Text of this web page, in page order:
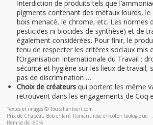
Interdiction de produits tels que
pigments contenant des métaux lourds, le
bois menacé, le chrome, etc. Les normes
pesticides ni biocides de synthèse) et de
également considérées. Pour finir, le
tenu de respecter les critères sociaux mis
l’Organisation Internationale du Travail :
sécurité et hygiène sur les lieux de travail,
pas de discrimination …
Choix de créateurs qui portent les même
retrouvent dans les engagements de Coq
Textes et images © Toutallantvert.com
Prix de Chapeau Bob enfant Flamant rose en coton biologique
Remise de -50%